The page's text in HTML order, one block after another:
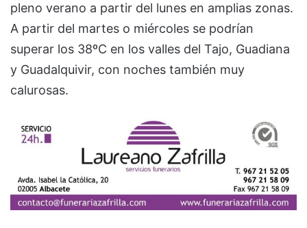
pleno verano a partir del lunes en amplias zonas.
A partir del martes o miércoles se podrían
superar los 38ºC en los valles del Tajo, Guadiana
y Guadalquivir, con noches también muy
calurosas.